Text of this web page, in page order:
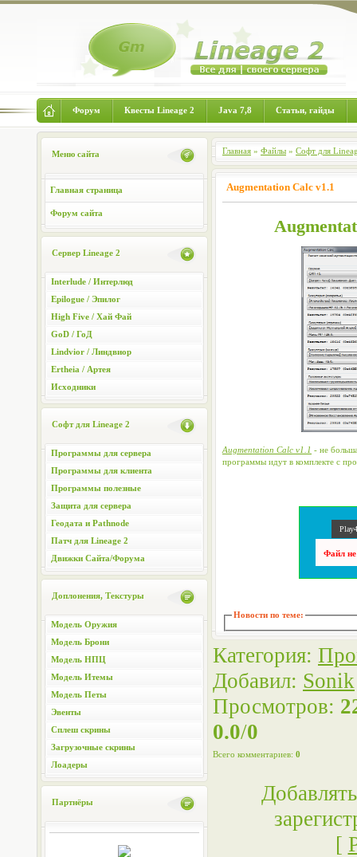
Форум Квесты Lineage 2 Java 7,8 Статьи, гайды
Меню сайта
Главная страница
Форум сайта
Сервер Lineage 2
Interlude / Интерлюд
Epilogue / Эпилог
High Five / Хай Фай
GoD / ГоД
Lindvior / Линдвиор
Ertheia / Артея
Исходники
Софт для Lineage 2
Программы для сервера
Программы для клиента
Программы полезные
Защита для сервера
Геодата и Pathnode
Патч для Lineage 2
Движки Сайта/Форума
Доплонения, Текстуры
Модель Оружия
Модель Брони
Модель НПЦ
Модель Итемы
Модель Петы
Эвенты
Сплеш скрины
Загрузочные скрины
Лоадеры
Партнёры
Главная » Файлы » Софт для
Augmentation Calc v1.1
Augmentation Calc v1.1 - не
программы идут в комплекте с
Файл не
Новости по теме:
Категория:
Добавил: Sonik
Просмотров:
0.0/0
Всего комментариев: 0
[